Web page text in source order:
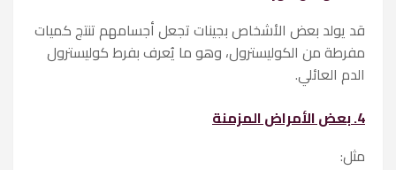
قد يولد بعض الأشخاص بجينات تجعل أجسامهم تنتج كميات
مفرطة من الكوليسترول، وهو ما يُعرف بفرط كوليسترول
الدم العائلي.
4. بعض الأمراض المزمنة
مثل: